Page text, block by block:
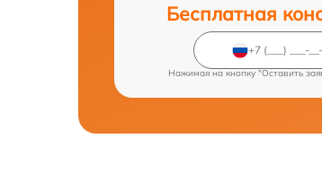
Бесплатная
Нажимая на кнопку "Оставить